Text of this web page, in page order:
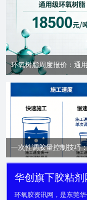
环氧树脂周度报价：通
一次性调胶量控制技巧
华创旗下胶粘剂
环氧胶资讯网，是东莞